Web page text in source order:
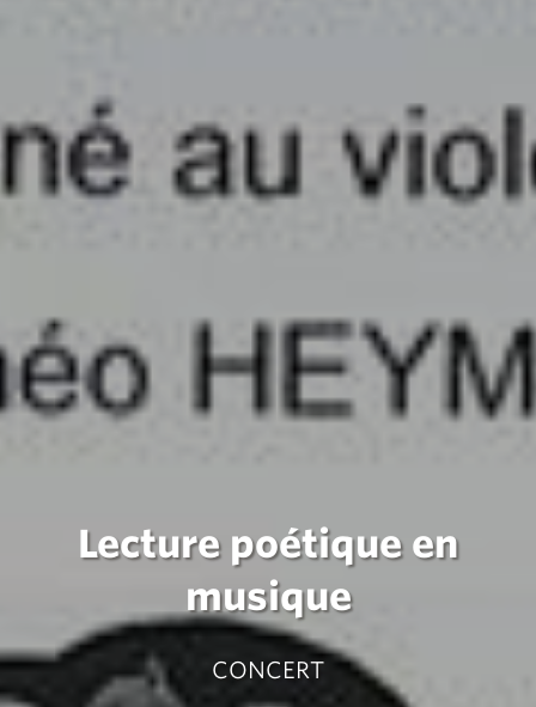
Lecture poétique en
musique
CONCERT